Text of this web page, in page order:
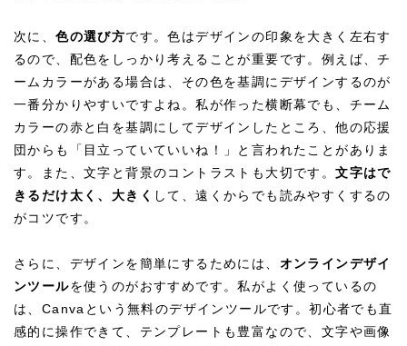
次に、色の選び方です。色はデザインの印象を大きく左右す
るので、配色をしっかり考えることが重要です。例えば、チ
ームカラーがある場合は、その色を基調にデザインするのが
一番分かりやすいですよね。私が作った横断幕でも、チーム
カラーの赤と白を基調にしてデザインしたところ、他の応援
団からも「目立っていていいね！」と言われたことがありま
す。また、文字と背景のコントラストも大切です。文字はで
きるだけ太く、大きく して、遠くからでも読みやすくするの
がコツです。
さらに、デザインを簡単にするためには、 オンラインデザイ
ンツールを使うのがおすすめです。私がよく使っているの
は、Canvaという無料のデザインツールです。初心者でも直
感的に操作できて、テンプレートも豊富なので、文字や画像